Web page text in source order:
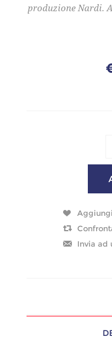
produzione Nardi.